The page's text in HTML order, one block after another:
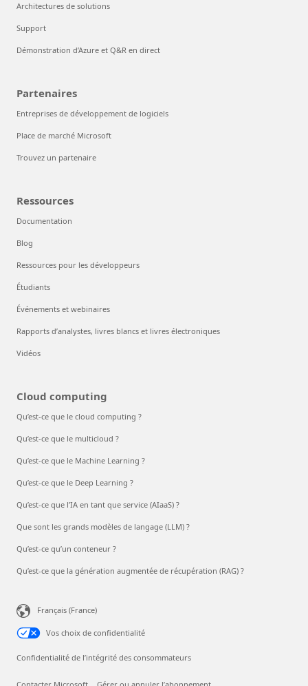
Architectures de solutions
Support
Démonstration d’Azure et Q&R en direct
Partenaires
Entreprises de développement de logiciels
Place de marché Microsoft
Trouvez un partenaire
Ressources
Documentation
Blog
Ressources pour les développeurs
Étudiants
Événements et webinaires
Rapports d’analystes, livres blancs et livres électroniques
Vidéos
Cloud computing
Qu’est-ce que le cloud computing ?
Qu’est-ce que le multicloud ?
Qu’est-ce que le Machine Learning ?
Qu’est-ce que le Deep Learning ?
Qu’est-ce que l’IA en tant que service (AIaaS) ?
Que sont les grands modèles de langage (LLM) ?
Qu’est-ce qu’un conteneur ?
Qu’est-ce que la génération augmentée de récupération (RAG) ?
Français (France)
Vos choix de confidentialité
Confidentialité de l’intégrité des consommateurs